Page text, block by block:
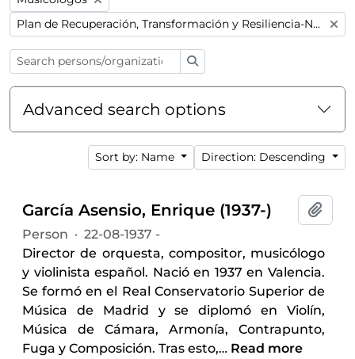
Remove filter:
Plan de Recuperación, Transformación y Resiliencia-Next GenerationEU
Advanced search options
Sort by: Name Direction: Descending
García Asensio, Enrique (1937-)
Person · 22-08-1937 -
Director de orquesta, compositor, musicólogo
y violinista español. Nació en 1937 en Valencia.
Se formó en el Real Conservatorio Superior de
Música de Madrid y se diplomó en Violín,
Música de Cámara, Armonía, Contrapunto,
Fuga y Composición. Tras esto,… Read more